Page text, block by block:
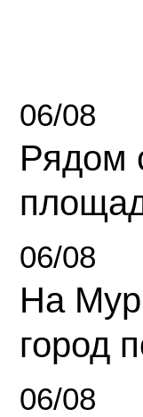
06/08
Рядом
06/08
На
город
06/08